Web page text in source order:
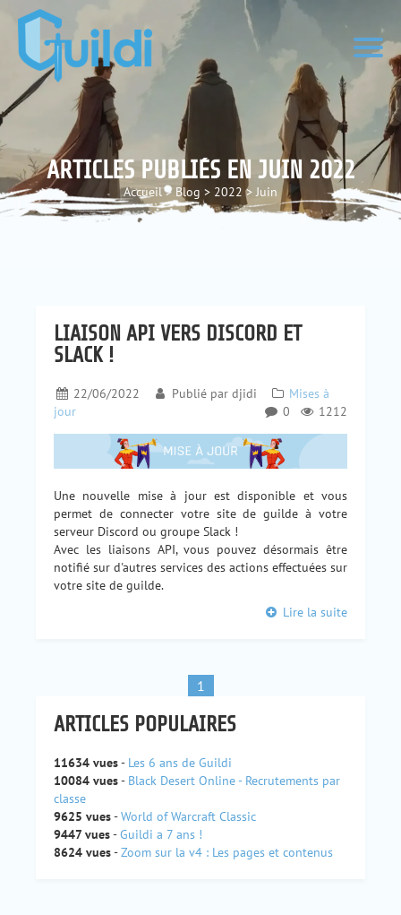
ARTICLES PUBLIÉS EN JUIN 2022
Accueil > Blog > 2022 > Juin
LIAISON API VERS DISCORD ET
SLACK !
22/06/2022 Publié par djidi
Mises à
jour
1212
0
Une nouvelle mise à jour est disponible et vous
permet de connecter votre site de guilde à votre
serveur Discord ou groupe Slack !
Avec les liaisons API, vous pouvez désormais être
notifié sur d'autres services des actions effectuées sur
votre site de guilde.
Lire la suite
1
ARTICLES POPULAIRES
11634 vues- Les 6 ans de Guildi
10084 vues- Black Desert Online - Recrutements par
classe
9625 vues-World of Warcraft Classic
9447 vues-Guildi a 7 ans !
8624 vues-Zoom sur la v4 : Les pages et contenus